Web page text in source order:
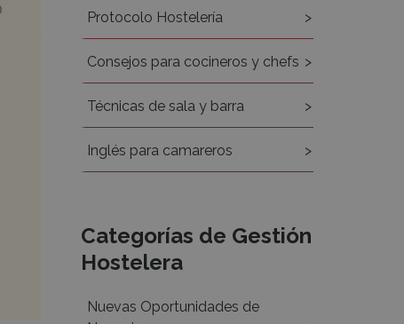
Protocolo Hostelería
Consejos para cocineros y chefs
Técnicas de sala y barra
Inglés para camareros
Categorías de Gestión
Hostelera
Nuevas Oportunidades de